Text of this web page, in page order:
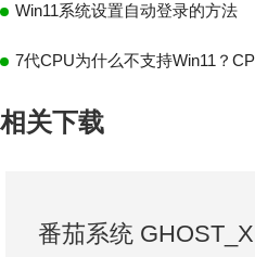
Win11系统设置自动登录的方法
相关下载
番茄系统